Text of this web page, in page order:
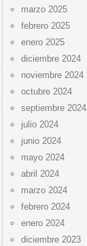
marzo 2025
febrero 2025
enero 2025
diciembre 2024
noviembre 2024
octubre 2024
septiembre 2024
julio 2024
junio 2024
mayo 2024
abril 2024
marzo 2024
febrero 2024
enero 2024
diciembre 2023